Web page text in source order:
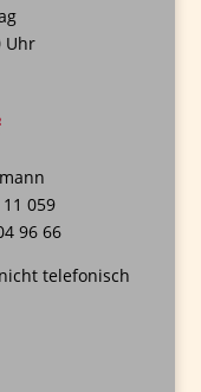
Uhr
059
96 66
telefonisch